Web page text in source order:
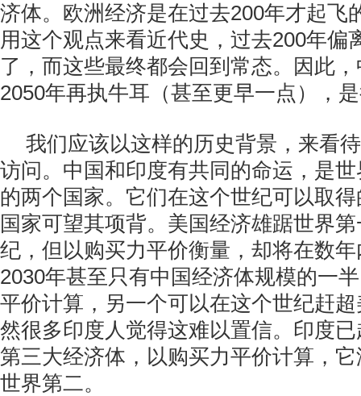
济体。欧洲经济是在过去200年才起飞
用这个观点来看近代史，过去200年偏
了，而这些最终都会回到常态。因此
2050年再执牛耳（甚至更早一点），
我们应该以这样的历史背景，来看
访问。中国和印度有共同的命运，是
的两个国家。它们在这个世纪可以取
国家可望其项背。美国经济雄踞世界
纪，但以购买力平价衡量，却将在数
2030年甚至只有中国经济体规模的一
平价计算，另一个可以在这个世纪赶
然很多印度人觉得这难以置信。印度
第三大经济体，以购买力平价计算，
世界第二。